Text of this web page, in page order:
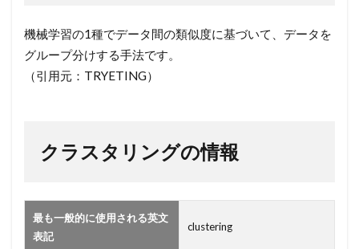
2
ク
リ
の
情
報
機械学習の1種でデータ間の類似度に基づいて、データを
グループ分けする手法です。
（引用元：TRYETING）
クラスタリングの情報
最も一般的に使用される英文
表記
clustering